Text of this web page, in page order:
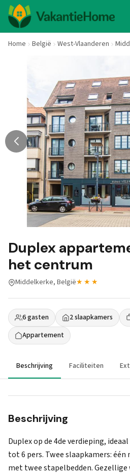
Home België West-Vlaanderen
Duplex
het centrum
Middelkerke, België★★★
6 gasten 2 slaapkamers
Appartement
Beschrijving Faciliteiten
Beschrijving
Duplex op de 4de verdieping,
tot 6 pers. Twee slaapkamers: één
met twee stapelbedden.